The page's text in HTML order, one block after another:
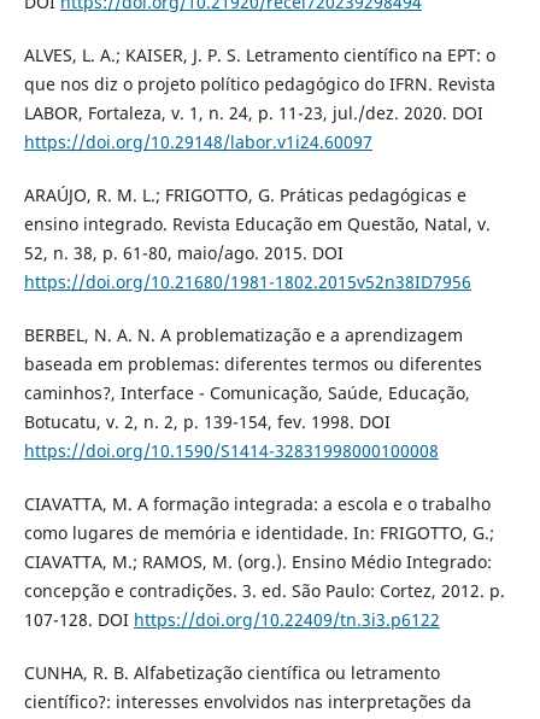
ALVES, L. A.; KAISER, J. P. S. Letramento científico na EPT: o
que nos diz o projeto político pedagógico do IFRN. Revista
LABOR, Fortaleza, v. 1, n. 24, p. 11-23, jul./dez. 2020. DOI
https://doi.org/10.29148/labor.v1i24.60097
ARAÚJO, R. M. L.; FRIGOTTO, G. Práticas pedagógicas e
ensino integrado. Revista Educação em Questão, Natal, v.
52, n. 38, p. 61-80, maio/ago. 2015. DOI
https://doi.org/10.21680/1981-1802.2015v52n38ID7956
BERBEL, N. A. N. A problematização e a aprendizagem
baseada em problemas: diferentes termos ou diferentes
caminhos?, Interface - Comunicação, Saúde, Educação,
Botucatu, v. 2, n. 2, p. 139-154, fev. 1998. DOI
https://doi.org/10.1590/S1414-32831998000100008
CIAVATTA, M. A formação integrada: a escola e o trabalho
como lugares de memória e identidade. In: FRIGOTTO, G.;
CIAVATTA, M.; RAMOS, M. (org.). Ensino Médio Integrado:
concepção e contradições. 3. ed. São Paulo: Cortez, 2012. p.
107-128. DOI https://doi.org/10.22409/tn.3i3.p6122
CUNHA, R. B. Alfabetização científica ou letramento
científico?: interesses envolvidos nas interpretações da